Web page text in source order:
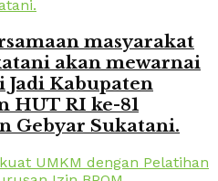
masyarakat
akan mewarnai
Kabupaten
HUT RI ke-81
Gebyar Sukatani.